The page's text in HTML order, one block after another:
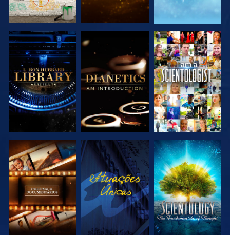
EXPLORAR A
SÉRIE
EXPLORAR A
SÉRIE
VER
EXPLORAR A
SÉRIE
VER
EXPLORAR A
SÉRIE